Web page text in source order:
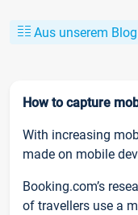
Aus unserem Blog
How to capture
With increasing
made on mobile
Booking.com’s
of travellers use a